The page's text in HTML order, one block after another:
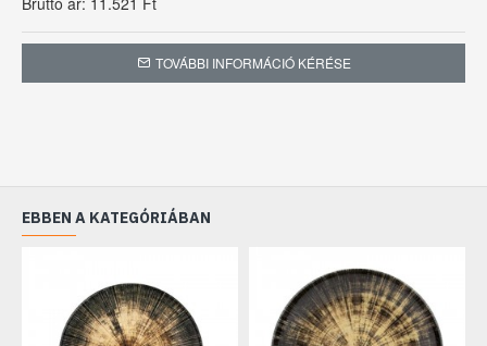
TOVÁBBI INFORMÁCIÓ KÉRÉSE
EBBEN A KATEGÓRIÁBAN